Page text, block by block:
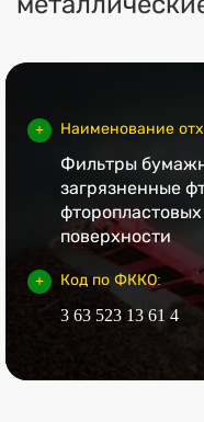
Наименование
Фильтры
загрязненные
поверхности
Код по ФККО:
3 63 523 13 61 4